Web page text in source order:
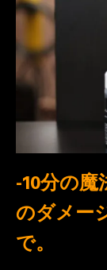
-10分の
のダメー
で。